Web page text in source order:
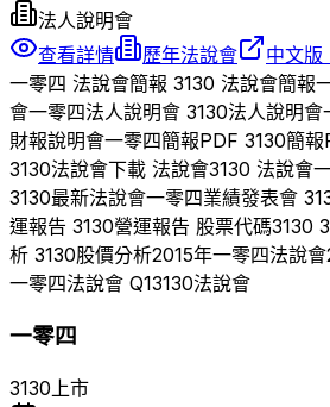
法人說明會
查看詳情
歷年法說會 中文版
一零四 法說會簡報 3130 法說會簡報
會一零四法人說明會 3130法人說明會
財報說明會一零四簡報PDF 3130簡報
3130法說會下載 法說會3130 法說會
3130最新法說會一零四業績發表會
運報告 3130營運報告 股票代碼3130
析 3130股價分析2015年一零四法說會
一零四法說會 Q13130法說會
一零四
3130上市